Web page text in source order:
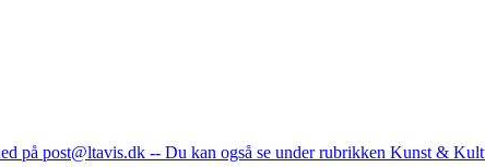
på post@ltavis.dk -- Du kan også se under rubrikken Kunst &